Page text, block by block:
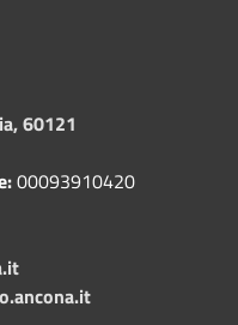
60121
00093910420